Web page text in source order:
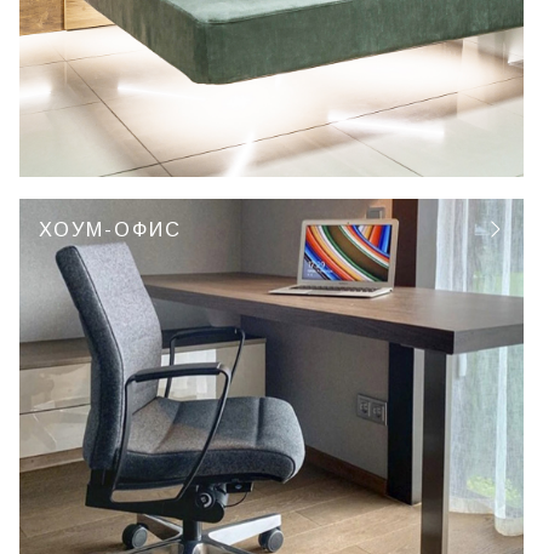
ХОУМ-ОФИС